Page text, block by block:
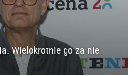
Wielokrotnie go za nie